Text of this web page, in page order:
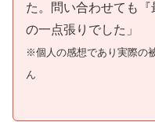
た。問い合わせても『
の一点張りでした」
※個人の感想であり実際の
ん